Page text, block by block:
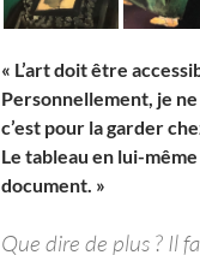
« L’art doit être
Personnellement, je
c’est pour la garder
Le tableau en lui-même
document. »
Que dire de plus ? Il